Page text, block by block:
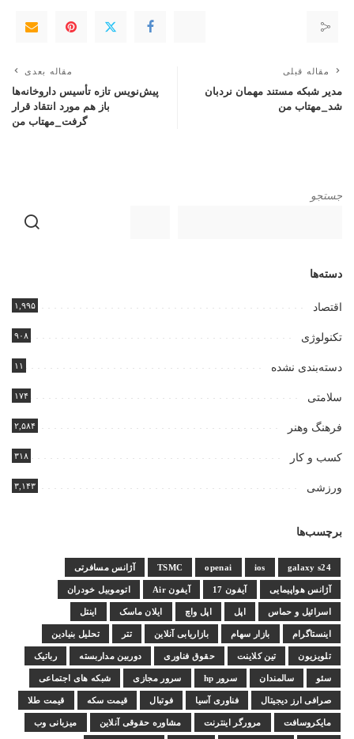
مقاله قبلی
مدیر شبکه مستند مهمان نردبان
شد_مهتاب من
مقاله بعدی
پیش‌نویس تازه تأسیس داروخانه‌ها
باز هم مورد انتقاد قرار
گرفت_مهتاب من
جستجو
دسته‌ها
اقتصاد ۱,۹۹۵
تکنولوژی ۹۰۸
دسته‌بندی نشده ۱۱
سلامتی ۱۷۴
فرهنگ وهنر ۲,۵۸۴
کسب و کار ۳۱۸
ورزشی ۳,۱۴۳
برچسب‌ها
galaxy s24
ios
openai
TSMC آژانس مسافرتی
آژانس هواپیمایی آیفون 17 آیفون Air اتوموبیل خودران
اسرائیل و حماس اپل اپل واچ ایلان ماسک اینتل
اینستاگرام بازار سهام بازاریابی آنلاین تتر تحلیل بنیادین
تلویزیون تین کلاینت حقوق فناوری دوربین مداربسته رباتیک
سئو سالمندان سرور hp سرور مجازی شبکه های اجتماعی
صرافی ارز دیجیتال فناوری آسیا فوتبال قیمت سکه قیمت طلا
مایکروسافت مرورگر اینترنت مشاوره حقوقی آنلاین میزبانی وب